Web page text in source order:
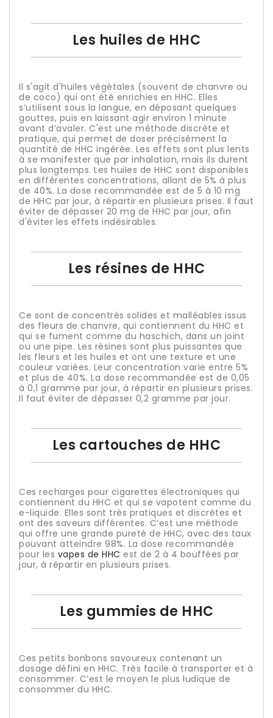
Les huiles de HHC
Il s'agit d'huiles végétales (souvent de chanvre ou
de coco) qui ont été enrichies en HHC. Elles
s’utilisent sous la langue, en déposant quelques
gouttes, puis en laissant agir environ 1 minute
avant d’avaler. C'est une méthode discrète et
pratique, qui permet de doser précisément la
quantité de HHC ingérée. Les effets sont plus lents
à se manifester que par inhalation, mais ils durent
plus longtemps. Les huiles de HHC sont disponibles
en différentes concentrations, allant de 5% à plus
de 40%. La dose recommandée est de 5 à 10 mg
de HHC par jour, à répartir en plusieurs prises. Il faut
éviter de dépasser 20 mg de HHC par jour, afin
d'éviter les effets indésirables.
Les résines de HHC
Ce sont de concentrés solides et malléables issus
des fleurs de chanvre, qui contiennent du HHC et
qui se fument comme du haschich, dans un joint
ou une pipe. Les résines sont plus puissantes que
les fleurs et les huiles et ont une texture et une
couleur variées. Leur concentration varie entre 5%
et plus de 40%. La dose recommandée est de 0,05
à 0,1 gramme par jour, à répartir en plusieurs prises.
Il faut éviter de dépasser 0,2 gramme par jour.
Les cartouches de HHC
Ces recharges pour cigarettes électroniques qui
contiennent du HHC et qui se vapotent comme du
e-liquide. Elles sont très pratiques et discrètes et
ont des saveurs différentes. C’est une méthode
qui offre une grande pureté de HHC, avec des taux
pouvant atteindre 98%. La dose recommandée
pour les vapes de HHC est de 2 à 4 bouffées par
jour, à répartir en plusieurs prises.
Les gummies de HHC
Ces petits bonbons savoureux contenant un
dosage défini en HHC. Très facile à transporter et à
consommer. C’est le moyen le plus ludique de
consommer du HHC.